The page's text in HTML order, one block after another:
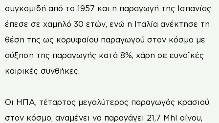
συγκομιδή από το 1957 και η παραγωγή της Ισπανίας
έπεσε σε χαμηλό 30 ετών, ενώ η Ιταλία ανέκτησε τη
θέση της ως κορυφαίου παραγωγού στον κόσμο με
αύξηση της παραγωγής κατά 8%, χάρη σε ευνοϊκές
καιρικές συνθήκες.
Οι ΗΠΑ, τέταρτος μεγαλύτερος παραγωγός κρασιού
στον κόσμο, αναμένει να παραγάγει 21,7 Mhl οίνου,